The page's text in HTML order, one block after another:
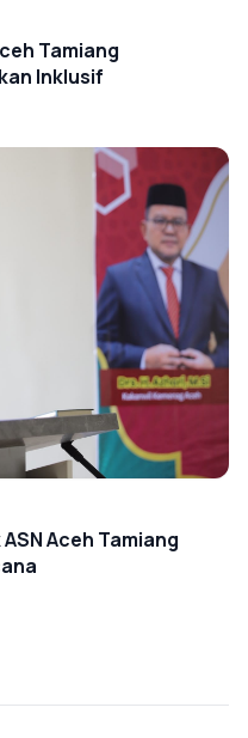
Tamiang
Inklusif
Aceh Tamiang